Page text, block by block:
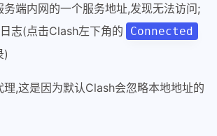
端内网的一个服务地址,发现无法访问;
志(点击Clash左下角的
Connected
)
理,这是因为默认Clash会忽略本地地址的